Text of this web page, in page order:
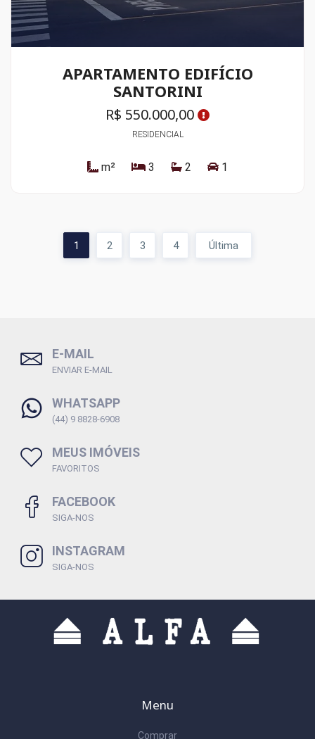
APARTAMENTO EDIFÍCIO
SANTORINI
R$ 550.000,00
RESIDENCIAL
m² 3 2 1
1 2 3 4 Última
E-MAIL
ENVIAR E-MAIL
WHATSAPP
(44) 9 8828-6908
MEUS IMÓVEIS
FAVORITOS
FACEBOOK
SIGA-NOS
INSTAGRAM
SIGA-NOS
Menu
Comprar